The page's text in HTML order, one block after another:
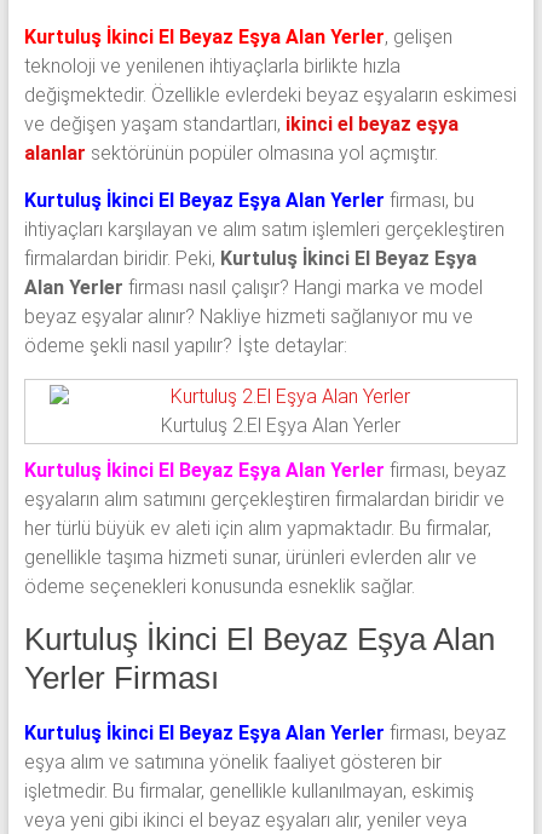
Kurtuluş İkinci El Beyaz Eşya Alan Yerler, gelişen
teknoloji ve yenilenen ihtiyaçlarla birlikte hızla
değişmektedir. Özellikle evlerdeki beyaz eşyaların eskimesi
ve değişen yaşam standartları, ikinci el beyaz eşya
alanlar sektörünün popüler olmasına yol açmıştır.
Kurtuluş İkinci El Beyaz Eşya Alan Yerler firması, bu
ihtiyaçları karşılayan ve alım satım işlemleri gerçekleştiren
firmalardan biridir. Peki, Kurtuluş İkinci El Beyaz Eşya
Alan Yerler firması nasıl çalışır? Hangi marka ve model
beyaz eşyalar alınır? Nakliye hizmeti sağlanıyor mu ve
ödeme şekli nasıl yapılır? İşte detaylar:
Kurtuluş 2.El Eşya Alan Yerler
Kurtuluş İkinci El Beyaz Eşya Alan Yerler firması, beyaz
eşyaların alım satımını gerçekleştiren firmalardan biridir ve
her türlü büyük ev aleti için alım yapmaktadır. Bu firmalar,
genellikle taşıma hizmeti sunar, ürünleri evlerden alır ve
ödeme seçenekleri konusunda esneklik sağlar.
Kurtuluş İkinci El Beyaz Eşya Alan
Yerler Firması
Kurtuluş İkinci El Beyaz Eşya Alan Yerler firması, beyaz
eşya alım ve satımına yönelik faaliyet gösteren bir
işletmedir. Bu firmalar, genellikle kullanılmayan, eskimiş
veya yeni gibi ikinci el beyaz eşyaları alır, yeniler veya